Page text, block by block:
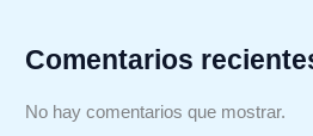
Comentarios
No hay comentarios que mostrar.